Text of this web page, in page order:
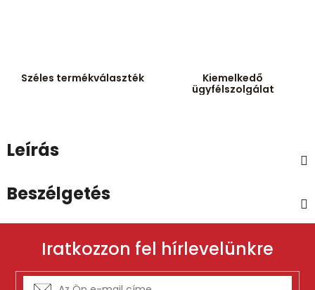
Széles termékválaszték
Kiemelkedő
ügyfélszolgálat
Leírás
Beszélgetés
Iratkozzon fel hírlevelünkre